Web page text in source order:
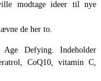
modtage ideer til nye
de her to.
Age Defying. Indeholder
CoQ10, vitamin C,